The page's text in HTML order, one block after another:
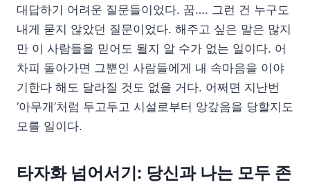
대답하기 어려운 질문들이었다. 꿈…. 그런 건 누구도
내게 묻지 않았던 질문이었다. 해주고 싶은 말은 많지
만 이 사람들을 믿어도 될지 알 수가 없는 일이다. 어
차피 돌아가면 그뿐인 사람들에게 내 속마음을 이야
기한다 해도 달라질 것도 없을 거다. 어쩌면 지난번
‘아무개’처럼 두고두고 시설로부터 앙갚음을 당할지도
모를 일이다.
타자화 넘어서기: 당신과 나는 모두 존